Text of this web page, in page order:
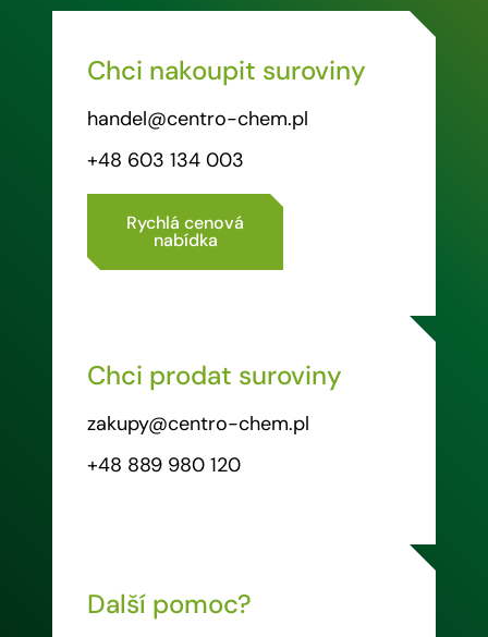
Chci nakoupit suroviny
handel@centro-chem.pl
+48 603 134 003
Rychlá cenová
nabídka
Chci prodat suroviny
zakupy@centro-chem.pl
+48 889 980 120
Další pomoc?